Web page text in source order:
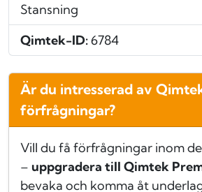
Stansning
Qimtek-ID:6784
Är du intresserad av
förfrågningar?
Vill du få förfrågningar inom
– uppgradera till Qimtek
bevaka och komma åt